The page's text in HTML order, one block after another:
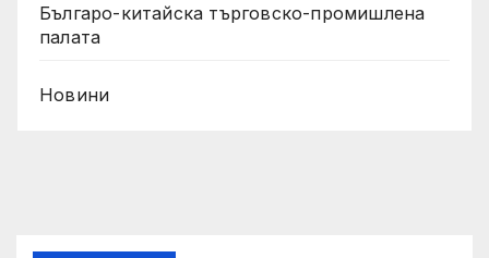
Българо-китайска търговско-промишлена
палата
Новини